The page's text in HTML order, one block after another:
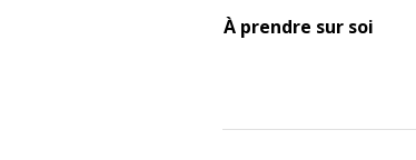
À prendre sur soi